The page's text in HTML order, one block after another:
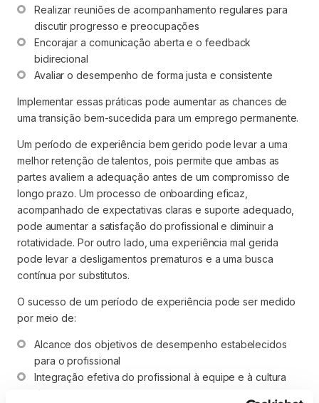
Realizar reuniões de acompanhamento regulares para
discutir progresso e preocupações
Encorajar a comunicação aberta e o feedback
bidirecional
Avaliar o desempenho de forma justa e consistente
Implementar essas práticas pode aumentar as chances de
uma transição bem-sucedida para um emprego permanente.
Um período de experiência bem gerido pode levar a uma
melhor retenção de talentos, pois permite que ambas as
partes avaliem a adequação antes de um compromisso de
longo prazo. Um processo de onboarding eficaz,
acompanhado de expectativas claras e suporte adequado,
pode aumentar a satisfação do profissional e diminuir a
rotatividade. Por outro lado, uma experiência mal gerida
pode levar a desligamentos prematuros e a uma busca
contínua por substitutos.
O sucesso de um período de experiência pode ser medido
por meio de:
Alcance dos objetivos de desempenho estabelecidos
para o profissional
Integração efetiva do profissional à equipe e à cultura
da empresa